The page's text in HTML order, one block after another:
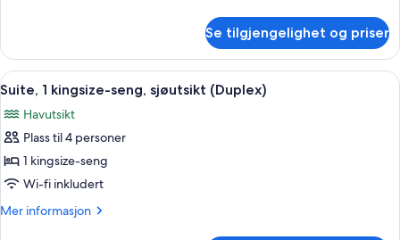
1
kingsize-
seng,
Se tilgjengelighet og priser
Åpne
alle
bildene
av
Suite,
1
kingsize-
Suite, 1 kingsize-seng, sjøutsikt
5
Suite, 1 kingsize-seng, sjøutsikt (Duplex)
Havutsikt
Plass til 4 personer
1 kingsize-seng
Wi-fi inkludert
Mer informasjon
Mer